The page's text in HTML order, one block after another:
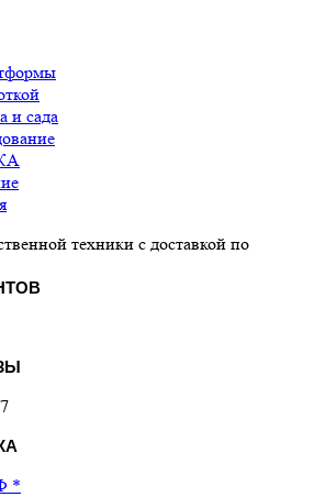
и сада
техники с доставкой по
*